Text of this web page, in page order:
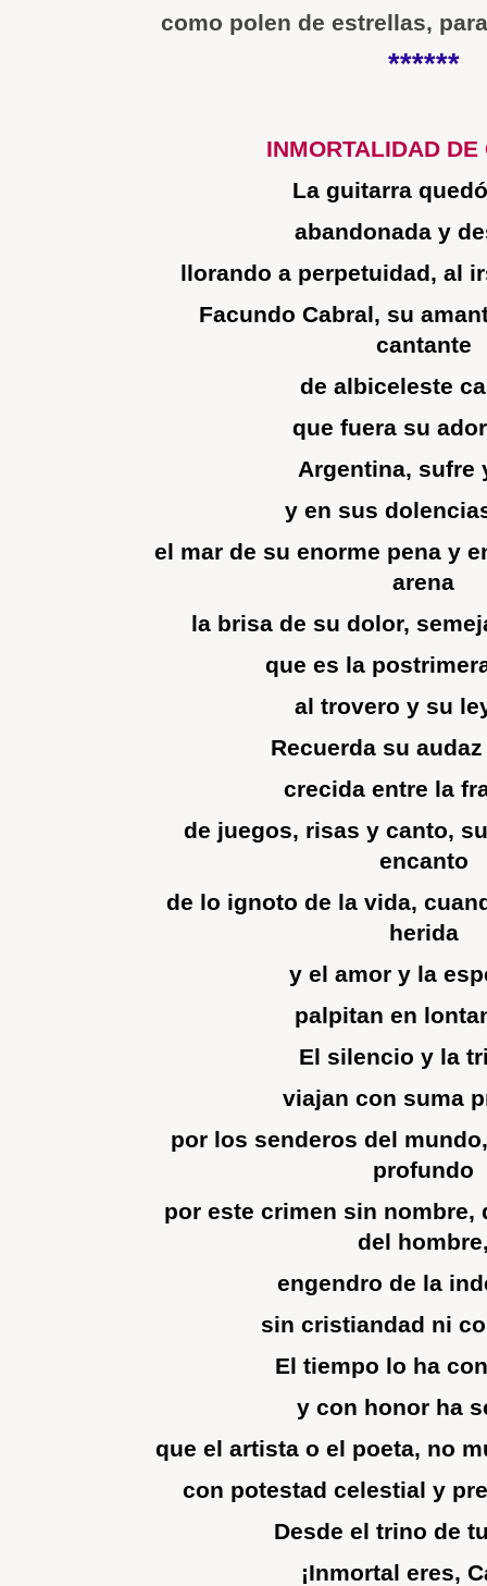
como polen de estrellas,
******
INMORTALIDAD
La guitarra
abandonada y
llorando a perpetuidad, al
Facundo Cabral, su
cantante
de albiceleste
que fuera su
Argentina, sufre
y en sus
el mar de su enorme pena y
arena
la brisa de su dolor,
que es la
al trovero y su
Recuerda su
crecida entre la
de juegos, risas y canto,
encanto
de lo ignoto de la vida,
herida
y el amor y la
palpitan en
El silencio y la
viajan con suma
por los senderos del
profundo
por este crimen sin nombre,
del
engendro de la
sin cristiandad ni
El tiempo lo ha
y con honor ha
que el artista o el poeta, no
con potestad celestial y
Desde el trino de
¡Inmortal eres,